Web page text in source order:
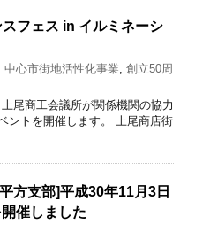
フェス in イルミネーシ
中心市街地活性化事業, 創立50周
尾商工会議所が関係機関の協力
ントを開催します。 上尾商店街
方支部]平成30年11月3日
催しました